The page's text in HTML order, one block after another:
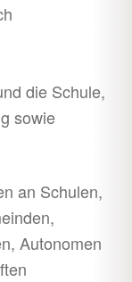
die Schule,
sowie
an Schulen,
Autonomen